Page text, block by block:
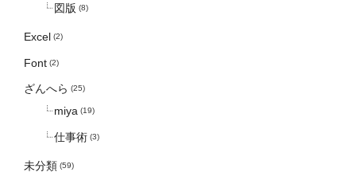
図版 (8)
Excel (2)
Font (2)
ざんへら (25)
miya (19)
仕事術 (3)
未分類 (59)